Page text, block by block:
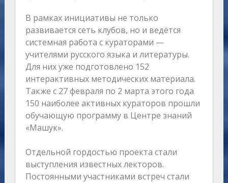
В рамках инициативы не только
развивается сеть клубов, но и ведётся
системная работа с кураторами —
учителями русского языка и литературы.
Для них уже подготовлено 152
интерактивных методических материала.
Также с 27 февраля по 2 марта этого года
150 наиболее активных кураторов прошли
обучающую программу в Центре знаний
«Машук».
Отдельной гордостью проекта стали
выступления известных лекторов.
Постоянными участниками встреч стали